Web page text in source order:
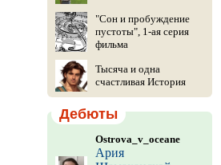
"Сон и пробуждение
пустоты", 1-ая серия
фильма
Тысяча и одна
счастливая История
Дебюты
Ostrova_v_oceane
Ария